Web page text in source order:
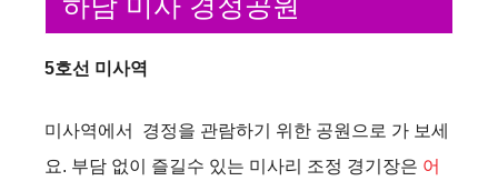
5호선 미사역
미사역에서 경정을 관람하기 위한 공원으로 가 보세
요. 부담 없이 즐길수 있는 미사리 조정 경기장은 어